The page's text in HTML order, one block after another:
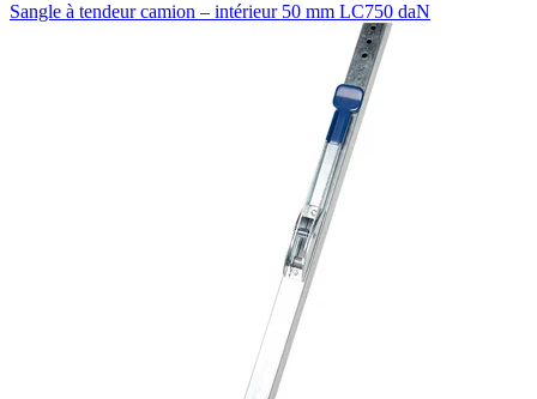
Sangle à tendeur camion – intérieur 50 mm LC750 daN